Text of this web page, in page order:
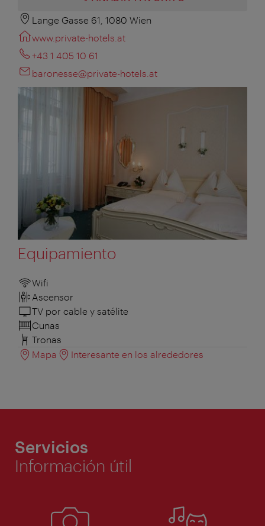
Lange Gasse 61, 1080 Wien
www.private-hotels.at
+43 1 405 10 61
baronesse@private-hotels.at
Equipamiento
Wifi
Ascensor
TV por cable y satélite
Cunas
Tronas
Mapa
Interesante en los alrededores
Servicios
Información útil